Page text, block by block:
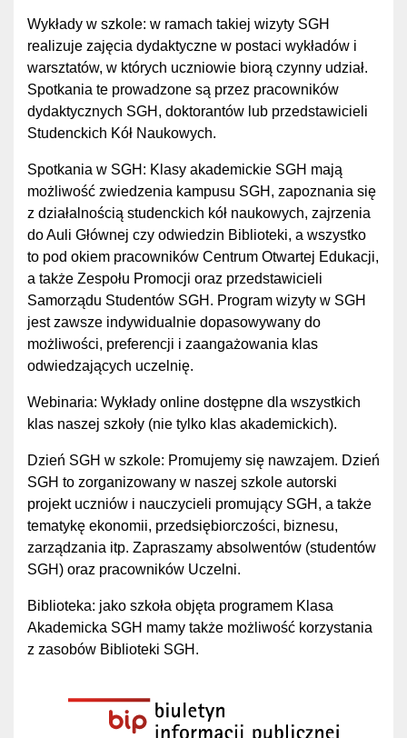
Wykłady w szkole: w ramach takiej wizyty SGH
realizuje zajęcia dydaktyczne w postaci wykładów i
warsztatów, w których uczniowie biorą czynny udział.
Spotkania te prowadzone są przez pracowników
dydaktycznych SGH, doktorantów lub przedstawicieli
Studenckich Kół Naukowych.
Spotkania w SGH: Klasy akademickie SGH mają
możliwość zwiedzenia kampusu SGH, zapoznania się
z działalnością studenckich kół naukowych, zajrzenia
do Auli Głównej czy odwiedzin Biblioteki, a wszystko
to pod okiem pracowników Centrum Otwartej Edukacji,
a także Zespołu Promocji oraz przedstawicieli
Samorządu Studentów SGH. Program wizyty w SGH
jest zawsze indywidualnie dopasowywany do
możliwości, preferencji i zaangażowania klas
odwiedzających uczelnię.
Webinaria: Wykłady online dostępne dla wszystkich
klas naszej szkoły (nie tylko klas akademickich).
Dzień SGH w szkole: Promujemy się nawzajem. Dzień
SGH to zorganizowany w naszej szkole autorski
projekt uczniów i nauczycieli promujący SGH, a także
tematykę ekonomii, przedsiębiorczości, biznesu,
zarządzania itp. Zapraszamy absolwentów (studentów
SGH) oraz pracowników Uczelni.
Biblioteka: jako szkoła objęta programem Klasa
Akademicka SGH mamy także możliwość korzystania
z zasobów Biblioteki SGH.